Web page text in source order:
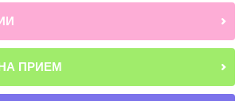
ПРИЕМ